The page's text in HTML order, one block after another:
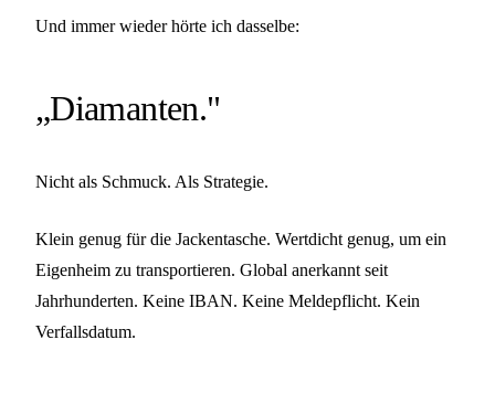
Und immer wieder hörte ich dasselbe:
„Diamanten."
Nicht als Schmuck. Als Strategie.
Klein genug für die Jackentasche. Wertdicht genug, um ein
Eigenheim zu transportieren. Global anerkannt seit
Jahrhunderten. Keine IBAN. Keine Meldepflicht. Kein
Verfallsdatum.